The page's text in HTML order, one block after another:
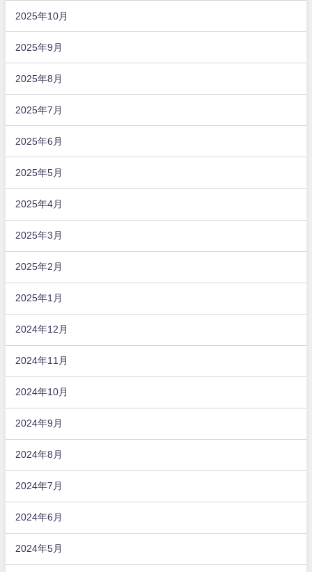
2025年10月
2025年9月
2025年8月
2025年7月
2025年6月
2025年5月
2025年4月
2025年3月
2025年2月
2025年1月
2024年12月
2024年11月
2024年10月
2024年9月
2024年8月
2024年7月
2024年6月
2024年5月